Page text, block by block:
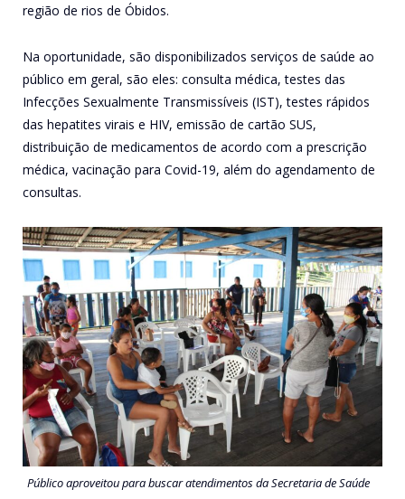
região de rios de Óbidos.
Na oportunidade, são disponibilizados serviços de saúde ao
público em geral, são eles: consulta médica, testes das
Infecções Sexualmente Transmissíveis (IST), testes rápidos
das hepatites virais e HIV, emissão de cartão SUS,
distribuição de medicamentos de acordo com a prescrição
médica, vacinação para Covid-19, além do agendamento de
consultas.
Público aproveitou para buscar atendimentos da Secretaria de Saúde